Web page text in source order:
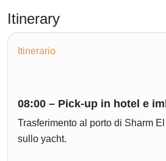
Itinerary
Itinerario
08:00 – Pick-up in hotel e
Trasferimento al porto di Sharm
sullo yacht.